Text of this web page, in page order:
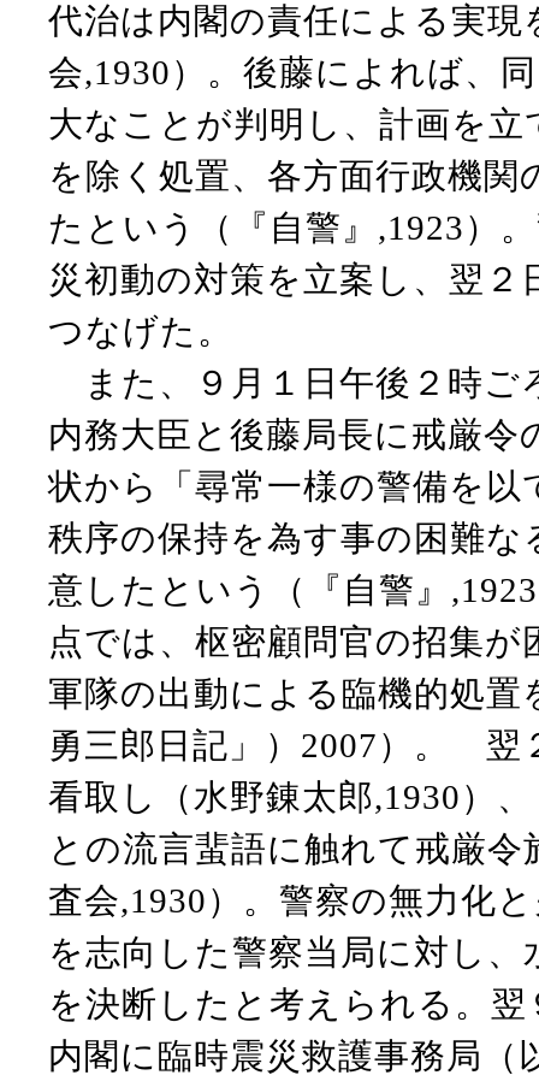
代治は内閣の責任による実
会,1930）。後藤によれば、
大なことが判明し、計画を
を除く処置、各方面行政機
たという（『自警』,1923）
災初動の対策を立案し、翌
つなげた。
また、９月１日午後２時ご
内務大臣と後藤局長に戒厳
状から「尋常一様の警備を
秩序の保持を為す事の困難
意したという（『自警』
点では、枢密顧問官の招集
軍隊の出動による臨機的処
勇三郎日記」）2007）。 翌
看取し（水野錬太郎,1930）
との流言蜚語に触れて戒厳
査会,1930）。警察の無力化
を志向した警察当局に対し
を決断したと考えられる。
内閣に臨時震災救護事務局